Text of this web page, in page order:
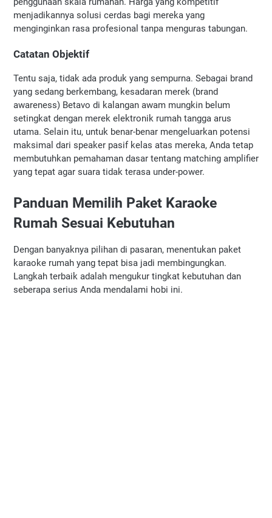
menjadikannya solusi cerdas bagi mereka yang
menginginkan rasa profesional tanpa menguras tabungan.
Catatan Objektif
Tentu saja, tidak ada produk yang sempurna. Sebagai brand
yang sedang berkembang, kesadaran merek (brand
awareness) Betavo di kalangan awam mungkin belum
setingkat dengan merek elektronik rumah tangga arus
utama. Selain itu, untuk benar-benar mengeluarkan potensi
maksimal dari speaker pasif kelas atas mereka, Anda tetap
membutuhkan pemahaman dasar tentang matching amplifier
yang tepat agar suara tidak terasa under-power.
Panduan Memilih Paket Karaoke
Rumah Sesuai Kebutuhan
Dengan banyaknya pilihan di pasaran, menentukan paket
karaoke rumah yang tepat bisa jadi membingungkan.
Langkah terbaik adalah mengukur tingkat kebutuhan dan
seberapa serius Anda mendalami hobi ini.